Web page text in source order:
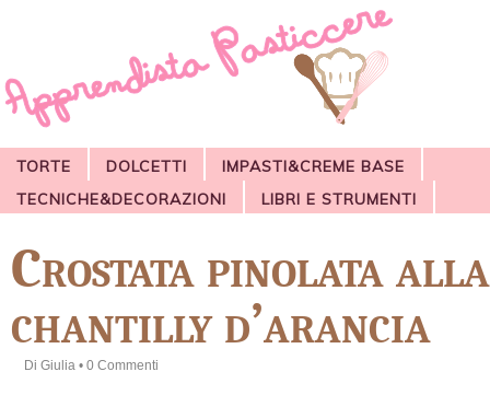
TORTE DOLCETTI
IMPASTI&CREME BASE
TECNICHE&DECORAZIONI
LIBRI E STRUMENTI
Crostata pinolata alla
chantilly d’arancia
Di Giulia • 0 Commenti